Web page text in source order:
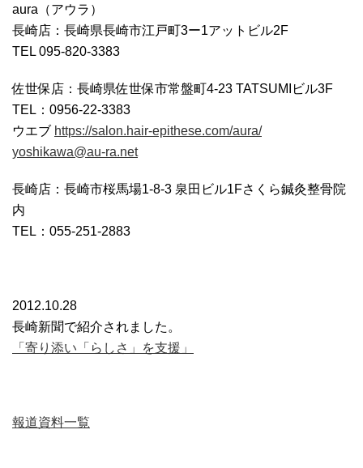
aura（アウラ）
長崎店：長崎県長崎市江戸町3ー1アットビル2F
TEL 095-820-3383
佐世保店：長崎県佐世保市常盤町4-23 TATSUMIビル3F
TEL：0956-22-3383
ウエブ https://salon.hair-epithese.com/aura/
yoshikawa@au-ra.net
長崎店：長崎市桜馬場1-8-3 泉田ビル1Fさくら鍼灸整骨院
内
TEL：055-251-2883
2012.10.28
長崎新聞で紹介されました。
「寄り添い「らしさ」を支援」
報道資料一覧